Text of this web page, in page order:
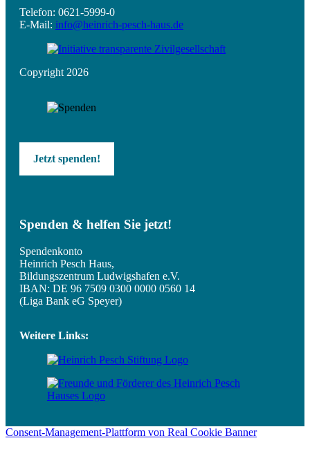
Telefon: 0621-5999-0
E-Mail: info@heinrich-pesch-haus.de
Copyright 2026
Jetzt spenden!
Spenden & helfen Sie jetzt!
Spendenkonto
Heinrich Pesch Haus,
Bildungszentrum Ludwigshafen e.V.
IBAN: DE 96 7509 0300 0000 0560 14
(Liga Bank eG Speyer)
Weitere Links:
Consent-Management-Plattform von Real Cookie Banner